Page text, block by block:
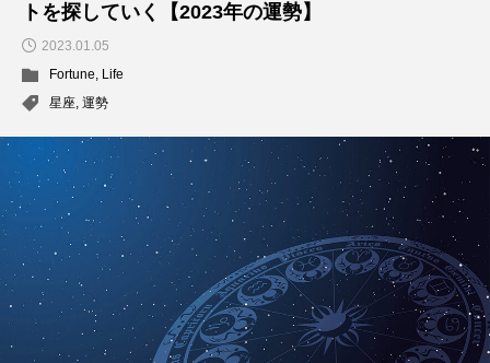
トを探していく【2023年の運勢】
2023.01.05
Fortune, Life
星座, 運勢